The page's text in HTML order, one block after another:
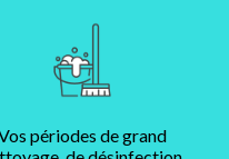
périodes de grand